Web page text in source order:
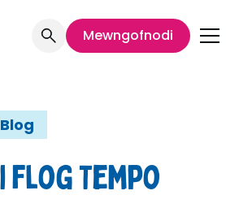
Mewngofnodi
Blog
flog Tempo